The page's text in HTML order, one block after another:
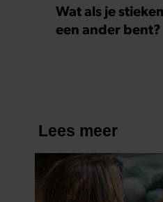
Wat als je
een ander bent?